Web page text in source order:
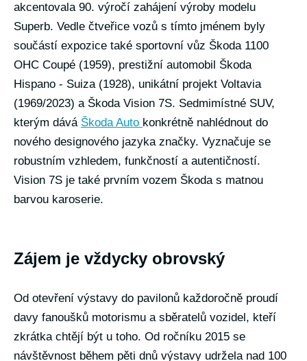
akcentovala 90. výročí zahájení výroby modelu
Superb. Vedle čtveřice vozů s tímto jménem byly
součástí expozice také sportovní vůz Škoda 1100
OHC Coupé (1959), prestižní automobil Škoda
Hispano - Suiza (1928), unikátní projekt Voltavia
(1969/2023) a Škoda Vision 7S. Sedmimístné SUV,
kterým dává Škoda Auto konkrétně nahlédnout do
nového designového jazyka značky. Vyznačuje se
robustním vzhledem, funkčností a autentičností.
Vision 7S je také prvním vozem Škoda s matnou
barvou karoserie.
Zájem je vždycky obrovský
Od otevření výstavy do pavilonů každoročně proudí
davy fanoušků motorismu a sběratelů vozidel, kteří
zkrátka chtějí být u toho. Od ročníku 2015 se
návštěvnost během pěti dnů výstavy udržela nad 100